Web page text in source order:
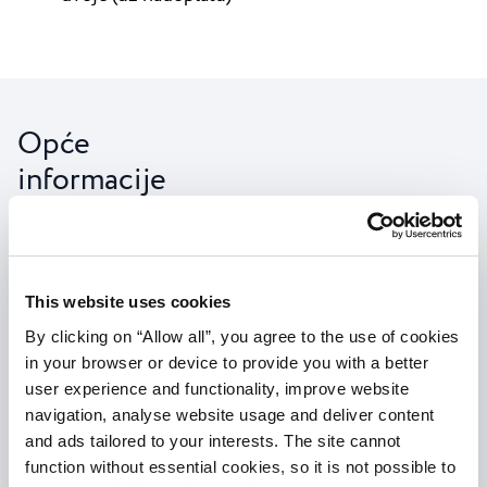
This website uses cookies
By clicking on “Allow all”, you agree to the use of cookies
in your browser or device to provide you with a better
user experience and functionality, improve website
navigation, analyse website usage and deliver content
and ads tailored to your interests. The site cannot
function without essential cookies, so it is not possible to
Opće
informacije
Kontakt
+385 52 714 050
moya@pu.t-com.hr